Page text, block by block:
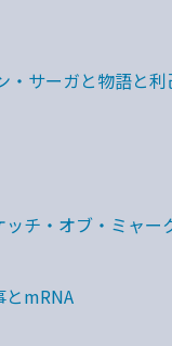
・サーガと物語と
ッチ・オブ・ミャ
とmRNA